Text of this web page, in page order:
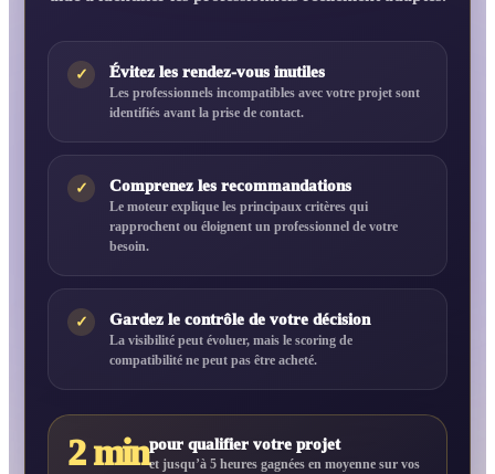
✓ Évitez les rendez-vous inutiles
Les professionnels incompatibles avec votre projet sont
identifiés avant la prise de contact.
✓ Comprenez les recommandations
Le moteur explique les principaux critères qui
rapprochent ou éloignent un professionnel de votre
besoin.
✓ Gardez le contrôle de votre décision
La visibilité peut évoluer, mais le scoring de
compatibilité ne peut pas être acheté.
2 minpour qualifier votre projet
et jusqu’à 5 heures gagnées en moyenne sur vos